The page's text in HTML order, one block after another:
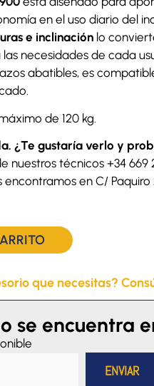
en el uso diario del
e inclinaciónlo
necesidades de cada
abatibles, es
de 120 kg.
¿Te gustaría verlo y
nuestros técnicos +34 669
en C/ Paquiro
que necesitas?
se encuentra